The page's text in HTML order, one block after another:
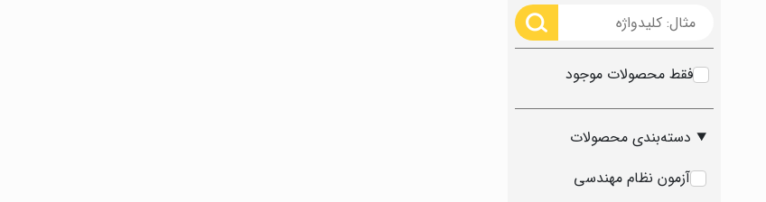
فقط محصولات موجود
دسته‌بندی محصولات
آزمون نظام مهندسی